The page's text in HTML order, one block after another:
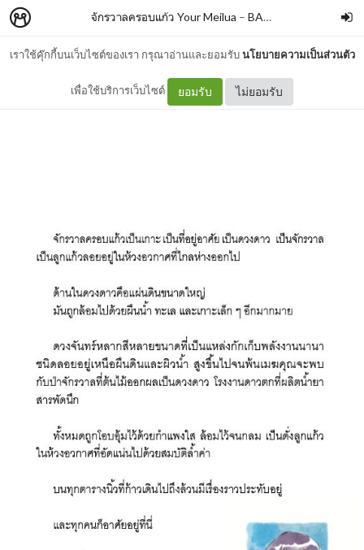
เราใช้คุ๊กกี้บนเว็บไซต์ของเรา กรุณาอ่านและยอมรับนโยบายความเป็นส่วนตัว
เพื่อใช้บริการเว็บไซต์ ยอมรับ ไม่ยอมรับ
จักรวาลครอบแก้ว Your Meilua – BANLUEBOOKS
เรื่องราวสุดแดนตะวันออก